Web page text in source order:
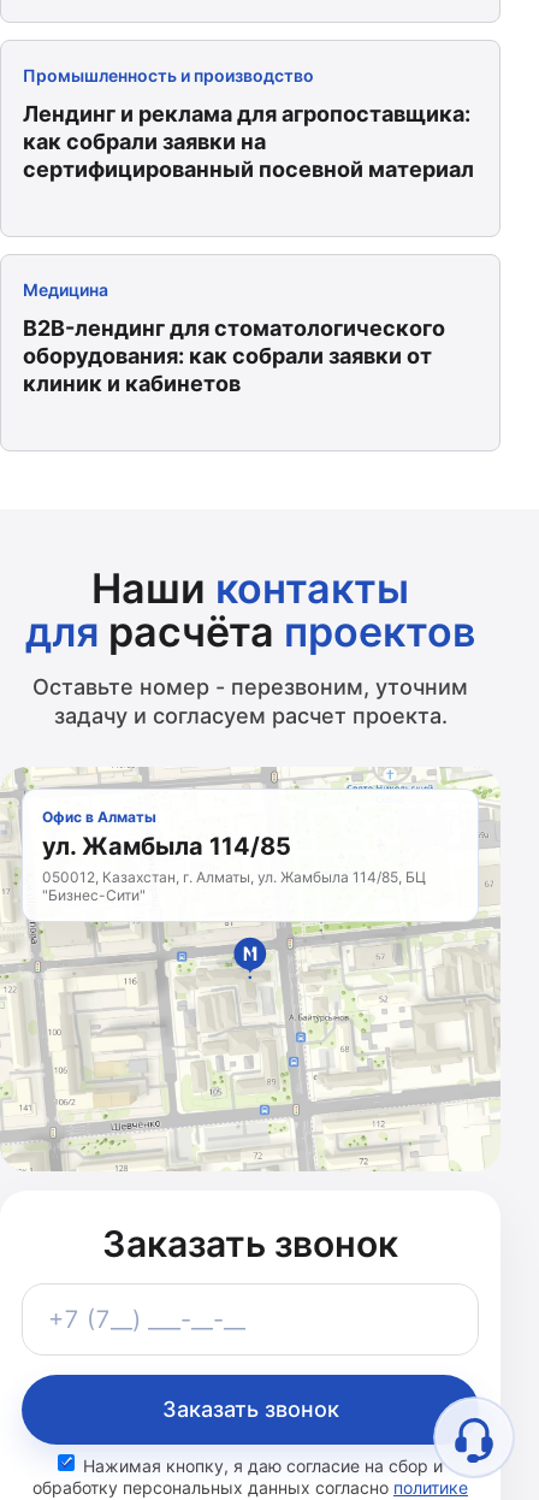
Промышленность и производство
Лендинг и реклама для агропоставщика:
как собрали заявки на
сертифицированный посевной материал
Медицина
B2B-лендинг для стоматологического
оборудования: как собрали заявки от
клиник и кабинетов
Наши контакты
для расчёта проектов
Оставьте номер - перезвоним, уточним
задачу и согласуем расчет проекта.
Офис в Алматы
ул. Жамбыла 114/85
050012, Казахстан, г. Алматы, ул. Жамбыла 114/85, БЦ
"Бизнес-Сити"МАРКЕТИНГОВОЕ
АГЕНТСТВО
Казахстан · с 2011 года
Заказать звонок
+7 (7__) ___-__-__
Заказать звонок
Нажимая кнопку, я даю согласие на сбор и
обработку персональных данных согласно политике